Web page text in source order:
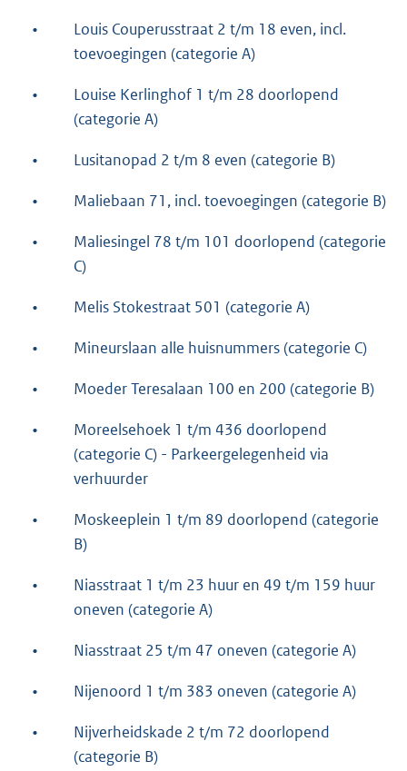
•
Louis Couperusstraat 2 t/m 18 even, incl.
toevoegingen (categorie A)
•
Louise Kerlinghof 1 t/m 28 doorlopend
(categorie A)
• Lusitanopad 2 t/m 8 even (categorie B)
• Maliebaan 71, incl. toevoegingen (categorie B)
•
Maliesingel 78 t/m 101 doorlopend (categorie
C)
• Melis Stokestraat 501 (categorie A)
• Mineurslaan alle huisnummers (categorie C)
• Moeder Teresalaan 100 en 200 (categorie B)
•
Moreelsehoek 1 t/m 436 doorlopend
(categorie C) - Parkeergelegenheid via
verhuurder
•
Moskeeplein 1 t/m 89 doorlopend (categorie
B)
•
Niasstraat 1 t/m 23 huur en 49 t/m 159 huur
oneven (categorie A)
• Niasstraat 25 t/m 47 oneven (categorie A)
• Nijenoord 1 t/m 383 oneven (categorie A)
•
Nijverheidskade 2 t/m 72 doorlopend
(categorie B)